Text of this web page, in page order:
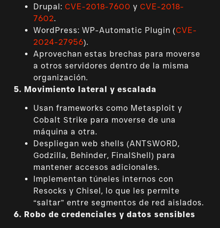
Drupal:CVE-2018-7600 yCVE-2018-
7602.
WordPress: WP-Automatic Plugin (CVE-
2024-27956).
Aprovechan estas brechas para moverse
a otros servidores dentro de la misma
organización.
5. Movimiento lateral y escalada
Usan frameworks como Metasploit y
Cobalt Strike para moverse de una
máquina a otra.
Despliegan web shells (ANTSWORD,
Godzilla, Behinder, FinalShell) para
mantener accesos adicionales.
Implementan túneles internos con
Resocks y Chisel, lo que les permite
“saltar” entre segmentos de red aislados.
6. Robo de credenciales y datos sensibles